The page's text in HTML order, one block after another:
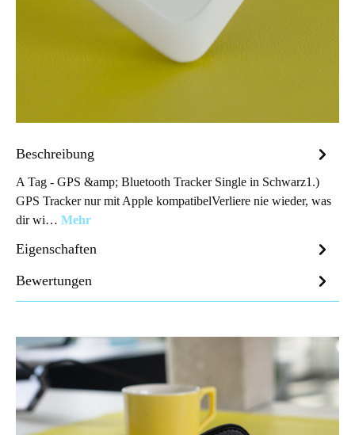
Beschreibung
A Tag - GPS &amp; Bluetooth Tracker Single in Schwarz1.)
GPS Tracker nur mit Apple kompatibelVerliere nie wieder, was
dir wi… Mehr
Eigenschaften
Bewertungen